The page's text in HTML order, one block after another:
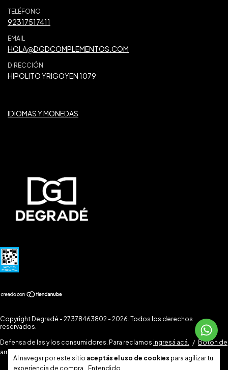
Al navegar por este sitio aceptás el uso de cookies para agilizar tu
experiencia de compra.
Entendido
TELÉFONO
92317517411
EMAIL
HOLA@DGDCOMPLEMENTOS.COM
DIRECCIÓN
HIPOLITO YRIGOYEN 1079
IDIOMAS Y MONEDAS
Copyright Degradé - 27378463802 - 2026. Todos los derechos
reservados.
Defensa de las y los consumidores. Para reclamos ingresá acá. / Botón de
arrepentimiento